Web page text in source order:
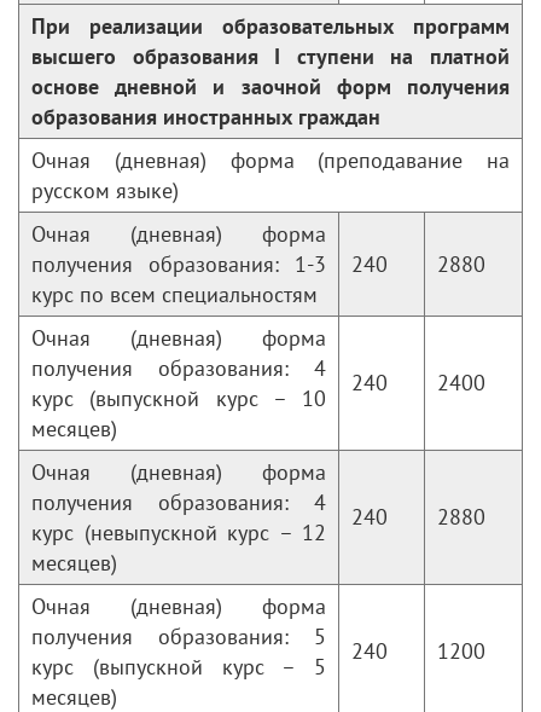
При реализации образовательных программ
высшего образования I ступени на платной
основе дневной и заочной форм получения
образования иностранных граждан
Очная (дневная) форма (преподавание на
русском языке)
Очная (дневная) форма
получения образования: 1-3
курс по всем специальностям
240 2880
Очная (дневная) форма
получения образования: 4
курс (выпускной курс – 10
месяцев)
240 2400
Очная (дневная) форма
получения образования: 4
курс (невыпускной курс – 12
месяцев)
240 2880
Очная (дневная) форма
получения образования: 5
курс (выпускной курс – 5
месяцев)
240 1200